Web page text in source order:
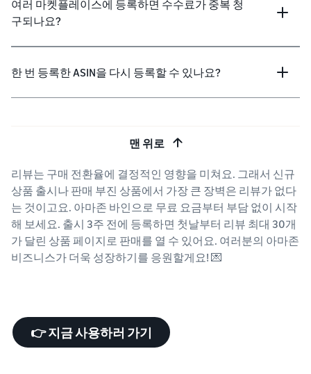
여러 마켓플레이스에 등록하면 수수료가 중복 청
구되나요?
한 번 등록한 ASIN을 다시 등록할 수 있나요?
맨 위로
리뷰는 구매 전환율에 결정적인 영향을 미쳐요. 그래서 신규
상품 출시나 판매 부진 상품에서 가장 큰 장벽은 리뷰가 없다
는 것이고요. 아마존 바인으로 무료 요금부터 부담 없이 시작
해 보세요. 출시 3주 전에 등록하면 첫날부터 리뷰 최대 30개
가 달린 상품 페이지로 판매를 열 수 있어요. 여러분의 아마존
비즈니스가 더욱 성장하기를 응원할게요! 💌
👉 지금 사용하러 가기